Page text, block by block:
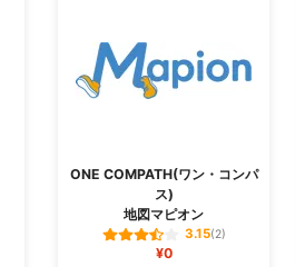
ONE COMPATH(ワン・コンパ
ス)
地図マピオン
3.15(2)
¥0